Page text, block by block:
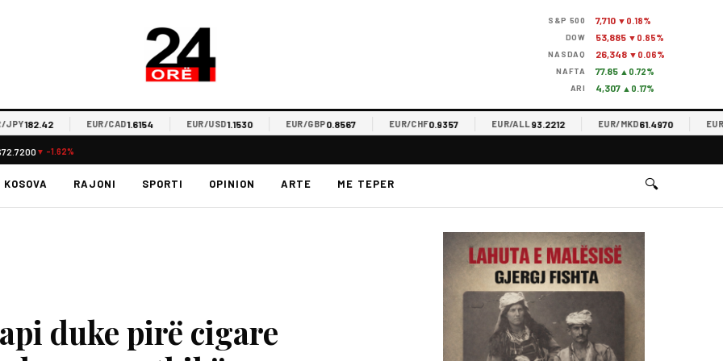
S&P 500 7,710 ▼0.18%
DOW 53,885 ▼0.85%
NASDAQ 26,348 ▼0.06%
NAFTA 77.85 ▲0.72%
ARI 4,307 ▲0.17%
182.42 EUR/CAD1.6154 EUR/USD1.1530 EUR/GBP0.8567 EUR/CHF0.9357 EUR/ALL93.2212 EUR/MKD61.4970 EUR/
▼ -1.62%
KOSOVA RAJONI SPORTI OPINION ARTE ME TEPER 🔍
duke pirë cigare